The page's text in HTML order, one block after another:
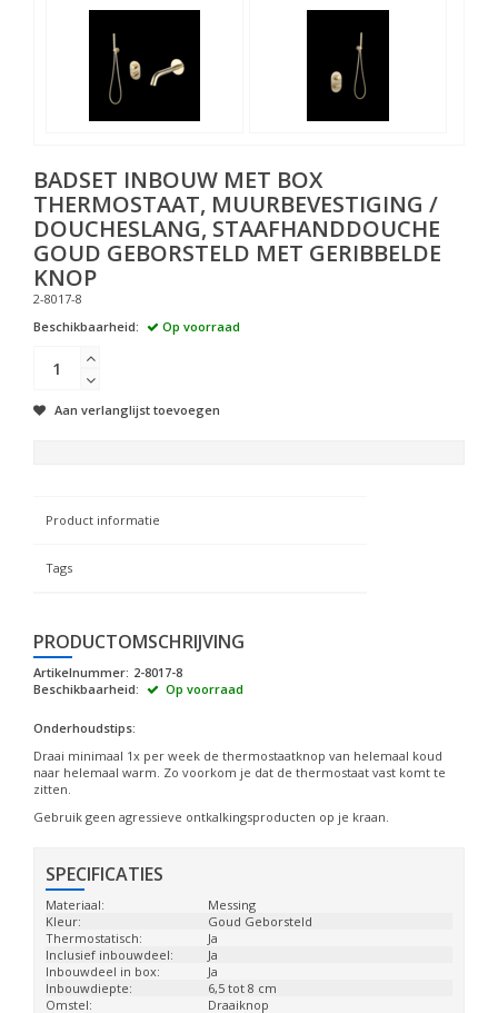
BADSET INBOUW MET BOX
THERMOSTAAT, MUURBEVESTIGING /
DOUCHESLANG, STAAFHANDDOUCHE
GOUD GEBORSTELD MET GERIBBELDE
KNOP
2-8017-8
Beschikbaarheid:
Op voorraad
Aan verlanglijst toevoegen
Product informatie
Tags
PRODUCTOMSCHRIJVING
Artikelnummer: 2-8017-8
Beschikbaarheid:
Op voorraad
Onderhoudstips:
Draai minimaal 1x per week de thermostaatknop van helemaal koud
naar helemaal warm. Zo voorkom je dat de thermostaat vast komt te
zitten.
Gebruik geen agressieve ontkalkingsproducten op je kraan.
SPECIFICATIES
Materiaal:
Messing
Kleur:
Goud Geborsteld
Thermostatisch:
Ja
Inclusief inbouwdeel:
Ja
Inbouwdeel in box:
Ja
Inbouwdiepte:
6,5 tot 8 cm
Omstel:
Draaiknop